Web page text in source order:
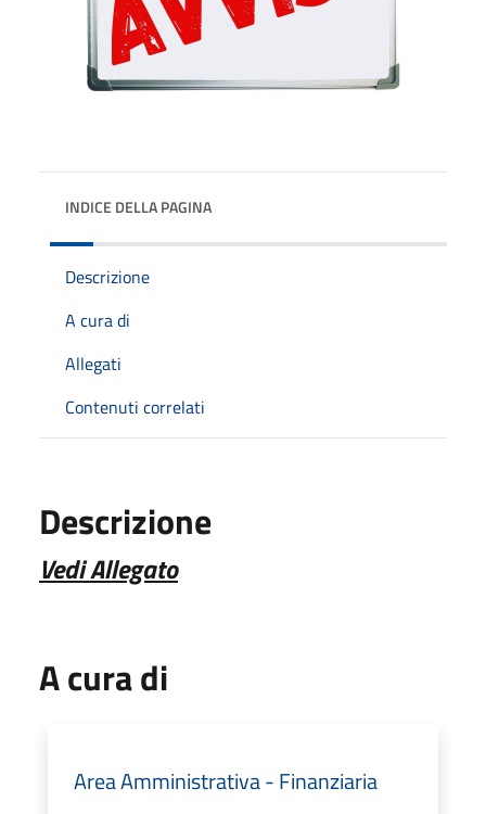
INDICE DELLA PAGINA
Descrizione
A cura di
Allegati
Contenuti correlati
Descrizione
Vedi Allegato
A cura di
Area Amministrativa - Finanziaria